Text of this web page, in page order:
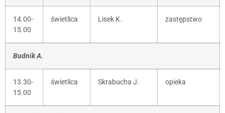
14.00-
15.00
świetlica Lisek K. zastępstwo
Budnik A.
13.30-
15.00
świetlica Skrabucha J. opieka